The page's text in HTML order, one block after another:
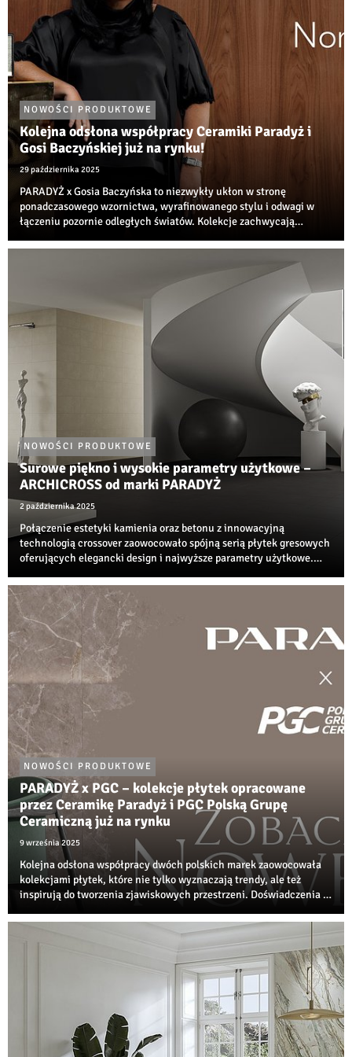
NOWOŚCI PRODUKTOWE
Kolejna odsłona współpracy Ceramiki Paradyż i
Gosi Baczyńskiej już na rynku!
29 października 2025
PARADYŻ x Gosia Baczyńska to niezwykły ukłon w stronę
ponadczasowego wzornictwa, wyrafinowanego stylu i odwagi w
łączeniu pozornie odległych światów. Kolekcje zachwycają
oraz inspiracji estetyką lat 60. i 70...
NOWOŚCI PRODUKTOWE
Surowe piękno i wysokie parametry użytkowe –
ARCHICROSS od marki PARADYŻ
2 października 2025
Połączenie estetyki kamienia oraz betonu z innowacyjną
technologią crossover zaowocowało spójną serią płytek gresowych
oferujących elegancki design i najwyższe parametry użytkowe.
neutralnych przestrzeni jest już ...
NOWOŚCI PRODUKTOWE
PARADYŻ x PGC – kolekcje płytek opracowane
przez Ceramikę Paradyż i PGC Polską Grupę
Ceramiczną już na rynku
9 września 2025
Kolejna odsłona współpracy dwóch polskich marek zaowocowała
kolekcjami płytek, które nie tylko wyznaczają trendy, ale też
inspirują do tworzenia zjawiskowych przestrzeni. Doświadczenia i
Ceramicznej przyniosły proje...